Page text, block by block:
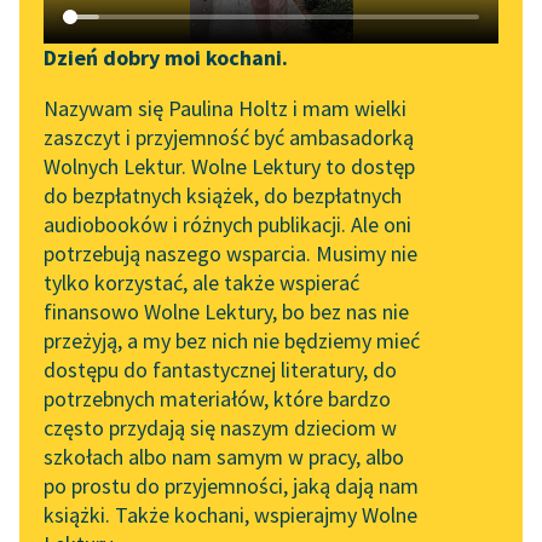
Katalog DAISY
Podkasty o książkach
Zgłoś brak utworu
Aktualności
Zapraszamy na spotkanie
online z tłumaczkami
literatury skandynawskiej
Spotkanie z Katarzyną
Tunkiel w Oslo
Wolne Lektury na 32.
Pol’and’Rock Festivalu
„Kochanek Lady
Chatterley” do słuchania
na Wolnych Lekturach
Nowy audiobook –
Narzędzia
Mapa Wolnych Lektur
Leśmianator
Przewodnik dla piszących i
czytających
API
OAI-PMH
Widget Wolnych Lektur
Przypisy
Dzień dobry moi kochani.
Nazywam się Paulina Holtz i mam wielki
zaszczyt i przyjemność być ambasadorką
Wolnych Lektur. Wolne Lektury to dostęp
do bezpłatnych książek, do bezpłatnych
audiobooków i różnych publikacji. Ale oni
potrzebują naszego wsparcia. Musimy nie
tylko korzystać, ale także wspierać
finansowo Wolne Lektury, bo bez nas nie
przeżyją, a my bez nich nie będziemy mieć
dostępu do fantastycznej literatury, do
potrzebnych materiałów, które bardzo
często przydają się naszym dzieciom w
szkołach albo nam samym w pracy, albo
po prostu do przyjemności, jaką dają nam
książki. Także kochani, wspierajmy Wolne
Susan Coolidge
Prawda ma jakiś
powab, ułatwiający
wypowiadanie jej
nawet w
najtrudniejszym
położeniu, o czym
przekonała się...
Czytaj więcej
Susan Coolidge
Co Kasia robiła